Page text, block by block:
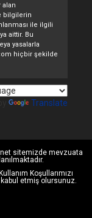
alan
bilgilerin
ile ilgili
aittir. Bu
yasalarla
hiçbir şekilde
Translate
sitemizde mevzuata
Kullanım Koşullarımızı
etmiş olursunuz.